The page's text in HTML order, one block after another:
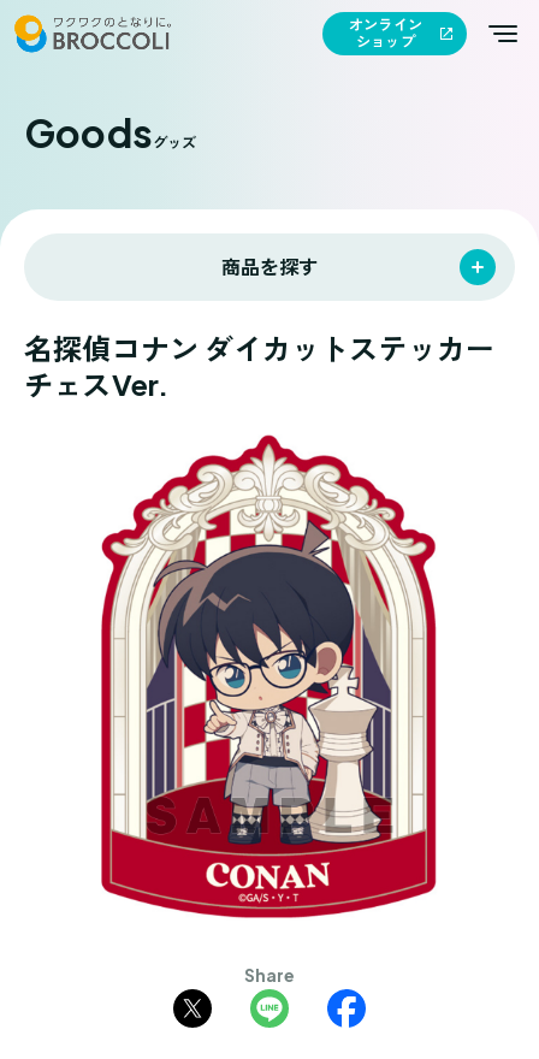
オンライン
ショップ
Goodsグッズ
商品を探す
名探偵コナン ダイカットステッカー
チェスVer.
Share